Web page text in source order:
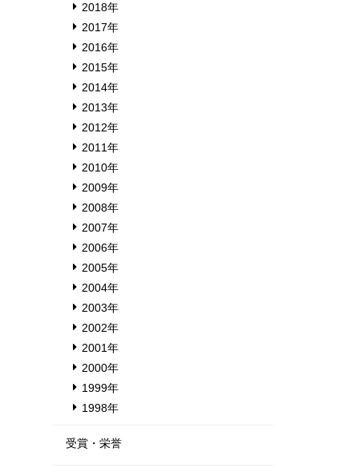
2018年
2017年
2016年
2015年
2014年
2013年
2012年
2011年
2010年
2009年
2008年
2007年
2006年
2005年
2004年
2003年
2002年
2001年
2000年
1999年
1998年
受賞・栄誉